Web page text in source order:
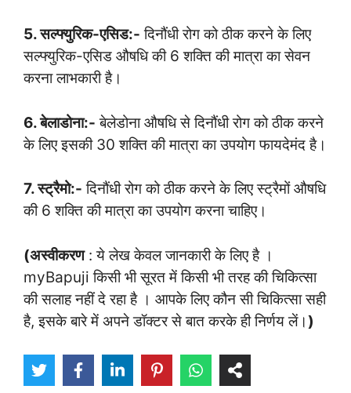
5. सल्फ्युरिक-एसिड:- दिनौंधी रोग को ठीक करने के लिए
सल्फ्युरिक-एसिड औषधि की 6 शक्ति की मात्रा का सेवन
करना लाभकारी है।
6. बेलाडोना:- बेलेडोना औषधि से दिनौंधी रोग को ठीक करने
के लिए इसकी 30 शक्ति की मात्रा का उपयोग फायदेमंद है।
7. स्ट्रैमो:- दिनौंधी रोग को ठीक करने के लिए स्ट्रैमों औषधि
की 6 शक्ति की मात्रा का उपयोग करना चाहिए।
(अस्वीकरण: ये लेख केवल जानकारी के लिए है ।
myBapuji किसी भी सूरत में किसी भी तरह की चिकित्सा
की सलाह नहीं दे रहा है । आपके लिए कौन सी चिकित्सा सही
है, इसके बारे में अपने डॉक्टर से बात करके ही निर्णय लें।)